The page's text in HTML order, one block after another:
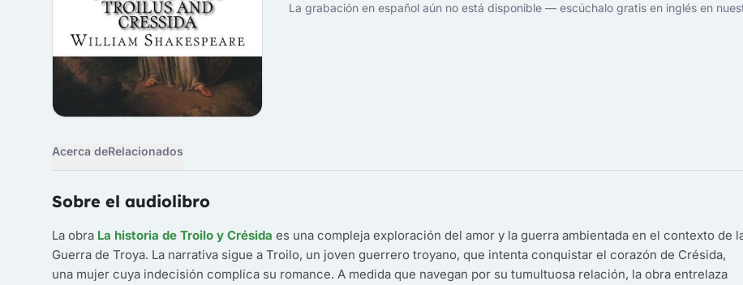
La grabación en español aún no está disponible — escúchalo gratis en inglés en
Acerca deRelacionados
Sobre el audiolibro
La obra La historia de Troilo y Crésida es una compleja exploración del amor y la guerra ambientada en el contexto de
Guerra de Troya. La narrativa sigue a Troilo, un joven guerrero troyano, que intenta conquistar el corazón de Crésida,
una mujer cuya indecisión complica su romance. A medida que navegan por su tumultuosa relación, la obra entrelaza